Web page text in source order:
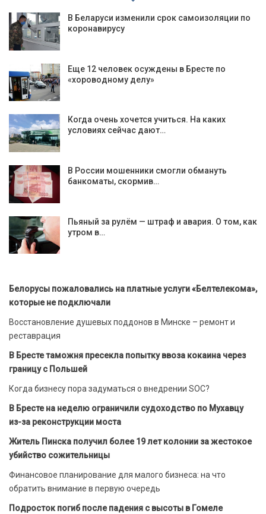
В Беларуси изменили срок самоизоляции по
коронавирусу
Еще 12 человек осуждены в Бресте по
«хороводному делу»
Когда очень хочется учиться. На каких
условиях сейчас дают…
В России мошенники смогли обмануть
банкоматы, скормив…
Пьяный за рулём — штраф и авария. О том, как
утром в…
Белорусы пожаловались на платные услуги «Белтелекома»,
которые не подключали
Восстановление душевых поддонов в Минске – ремонт и
реставрация
В Бресте таможня пресекла попытку ввоза кокаина через
границу с Польшей
Когда бизнесу пора задуматься о внедрении SOC?
В Бресте на неделю ограничили судоходство по Мухавцу
из-за реконструкции моста
Житель Пинска получил более 19 лет колонии за жестокое
убийство сожительницы
Финансовое планирование для малого бизнеса: на что
обратить внимание в первую очередь
Подросток погиб после падения с высоты в Гомеле